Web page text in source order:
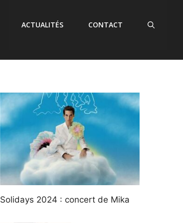
ACTUALITÉS CONTACT
Solidays 2024 : concert de Mika